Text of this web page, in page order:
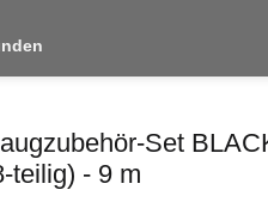
Set
teilig) - 9 m